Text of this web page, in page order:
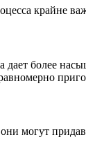
крайне
более
могут